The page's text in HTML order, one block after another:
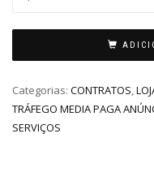
Categorias: CONTRATOS
TRÁFEGO MEDIA PAGA
SERVIÇOS